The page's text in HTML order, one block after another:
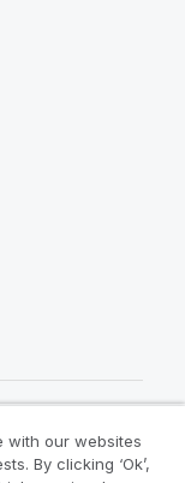
with our websites
By clicking ‘Ok’,